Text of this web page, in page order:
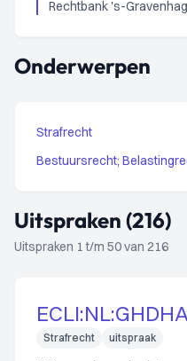
Rechtbank 's-
Onderwerpen
Strafrecht
Bestuursrecht;
Uitspraken (216)
Uitspraken 1 t/m 50 van 216
Strafrecht uitspraak